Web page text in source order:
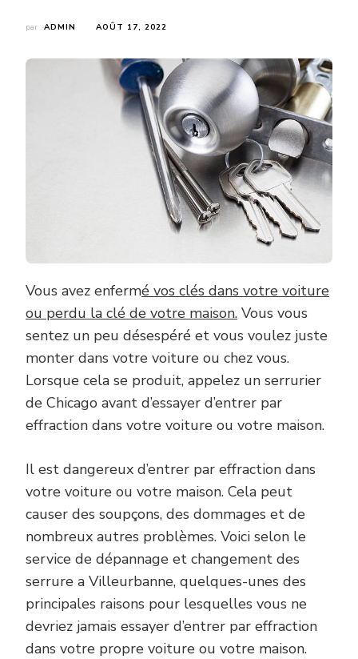
par ADMIN AOÛT 17, 2022
Vous avez enfermé vos clés dans votre voiture
ou perdu la clé de votre maison. Vous vous
sentez un peu désespéré et vous voulez juste
monter dans votre voiture ou chez vous.
Lorsque cela se produit, appelez un serrurier
de Chicago avant d’essayer d’entrer par
effraction dans votre voiture ou votre maison.
Il est dangereux d’entrer par effraction dans
votre voiture ou votre maison. Cela peut
causer des soupçons, des dommages et de
nombreux autres problèmes. Voici selon le
service de dépannage et changement des
serrure a Villeurbanne, quelques-unes des
principales raisons pour lesquelles vous ne
devriez jamais essayer d’entrer par effraction
dans votre propre voiture ou votre maison.